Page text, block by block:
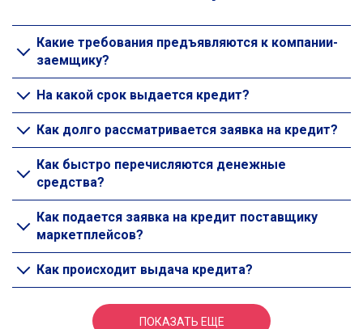
Какие требования предъявляются к компании-
заемщику?
На какой срок выдается кредит?
Как долго рассматривается заявка на кредит?
Как быстро перечисляются денежные
средства?
Как подается заявка на кредит поставщику
маркетплейсов?
Как происходит выдача кредита?
ПОКАЗАТЬ ЕЩЕ